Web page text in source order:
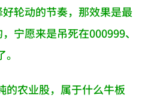
轮动的节奏，那效果是最
宁愿来是吊死在000999、
的农业股，属于什么牛板